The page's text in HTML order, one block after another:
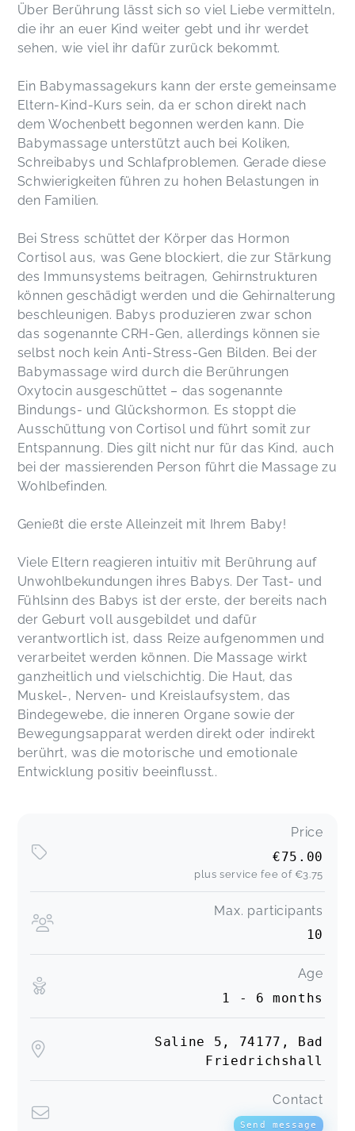
Über Berührung lässt sich so viel Liebe vermitteln,
die ihr an euer Kind weiter gebt und ihr werdet
sehen, wie viel ihr dafür zurück bekommt.
Ein Babymassagekurs kann der erste gemeinsame
Eltern-Kind-Kurs sein, da er schon direkt nach
dem Wochenbett begonnen werden kann. Die
Babymassage unterstützt auch bei Koliken,
Schreibabys und Schlafproblemen. Gerade diese
Schwierigkeiten führen zu hohen Belastungen in
den Familien.
Bei Stress schüttet der Körper das Hormon
Cortisol aus, was Gene blockiert, die zur Stärkung
des Immunsystems beitragen, Gehirnstrukturen
können geschädigt werden und die Gehirnalterung
beschleunigen. Babys produzieren zwar schon
das sogenannte CRH-Gen, allerdings können sie
selbst noch kein Anti-Stress-Gen Bilden. Bei der
Babymassage wird durch die Berührungen
Oxytocin ausgeschüttet – das sogenannte
Bindungs- und Glückshormon. Es stoppt die
Ausschüttung von Cortisol und führt somit zur
Entspannung. Dies gilt nicht nur für das Kind, auch
bei der massierenden Person führt die Massage zu
Wohlbefinden.
Genießt die erste Alleinzeit mit Ihrem Baby!
Viele Eltern reagieren intuitiv mit Berührung auf
Unwohlbekundungen ihres Babys. Der Tast- und
Fühlsinn des Babys ist der erste, der bereits nach
der Geburt voll ausgebildet und dafür
verantwortlich ist, dass Reize aufgenommen und
verarbeitet werden können. Die Massage wirkt
ganzheitlich und vielschichtig. Die Haut, das
Muskel-, Nerven- und Kreislaufsystem, das
Bindegewebe, die inneren Organe sowie der
Bewegungsapparat werden direkt oder indirekt
berührt, was die motorische und emotionale
Entwicklung positiv beeinflusst..
Price
€75.00
plus service fee of €3.75
Max. participants
10
Age
1 - 6 months
Saline 5, 74177, Bad
Friedrichshall
Contact
Send message